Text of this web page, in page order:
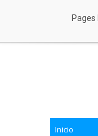
Pages
Inicio